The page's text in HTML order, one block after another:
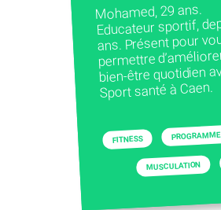
Mohamed, 29 ans.
Educateur sportif,
ans. Présent pour
permettre
bien-être quotidien
Sport santé à Caen.
FITNESS
MUSCULATION